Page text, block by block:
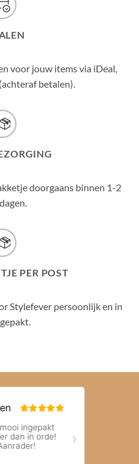
voor jouw items via iDeal,
betalen).
doorgaans binnen 1-2
PER POST
Stylefever persoonlijk en in